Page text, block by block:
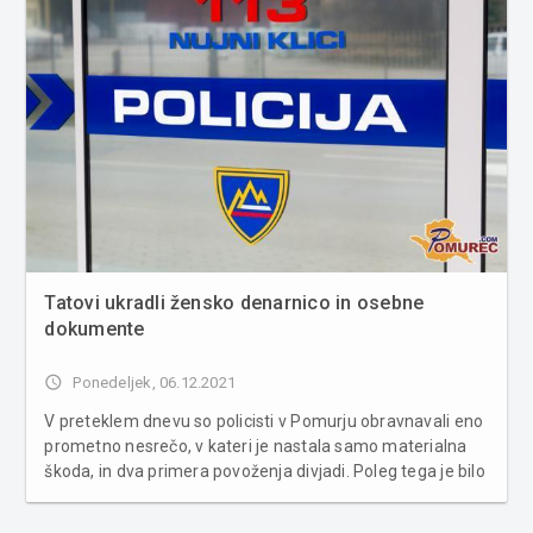
Tatovi ukradli žensko denarnico in osebne
dokumente
access_time Ponedeljek, 06.12.2021
V preteklem dnevu so policisti v Pomurju obravnavali eno
prometno nesrečo, v kateri je nastala samo materialna
škoda, in dva primera povoženja divjadi. Poleg tega je bilo